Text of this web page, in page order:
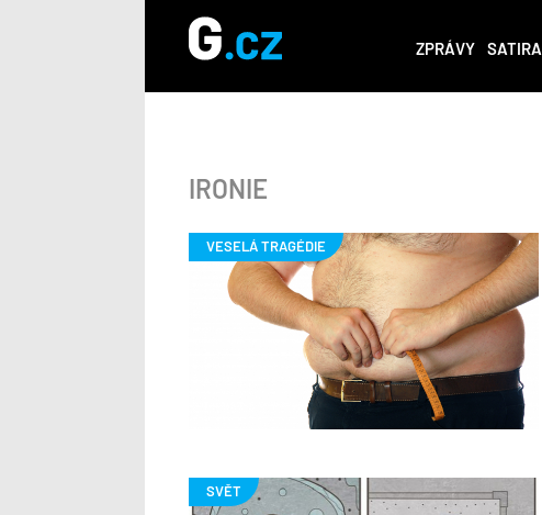
ZPRÁVY SATIRA
IRONIE